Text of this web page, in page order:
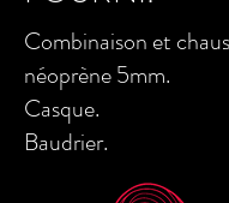
Combinaison et
néoprène 5mm.
Casque.
Baudrier.